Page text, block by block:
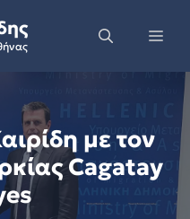
με τον
Cagatay